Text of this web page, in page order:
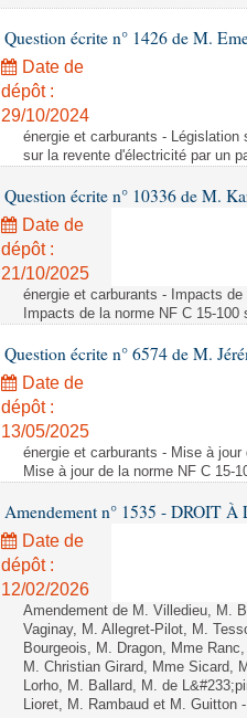
Question écrite n° 1426 de M.
Date de
dépôt :
29/10/2024
énergie et carburants -
sur la revente d'électricité par un
Question écrite n° 10336 de M.
Date de
dépôt :
21/10/2025
énergie et carburants - Impacts
Impacts de la norme NF C 15-
Question écrite n° 6574 de M.
Date de
dépôt :
13/05/2025
énergie et carburants - Mise à
Mise à jour de la norme NF C 15-
Amendement n° 1535 - DROIT
Date de
dépôt :
12/02/2026
Amendement de M. Villedieu, M.
Vaginay, M. Allegret-Pilot, M.
Bourgeois, M. Dragon, Mme
M. Christian Girard, Mme Sicard,
Lorho, M. Ballard, M. de
Lioret, M. Rambaud et M. Guitton